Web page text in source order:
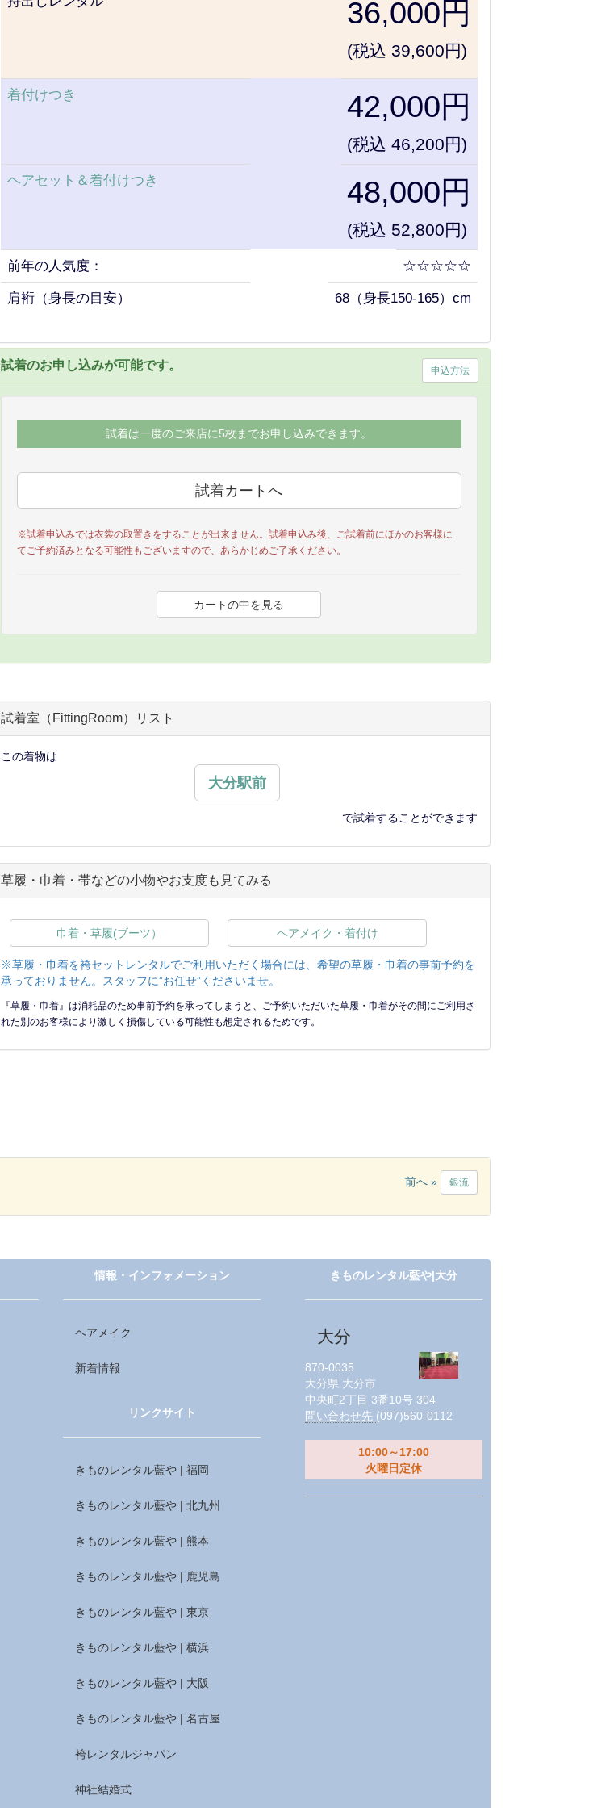
36,000円
(税込 39,600円)
着付けつき 42,000円
(税込 46,200円)
ヘアセット＆着付けつき 48,000円
(税込 52,800円)
前年の人気度： ☆☆☆☆☆
肩裄（身長の目安） 68（身長150-165）cm
申込方法
試着のお申し込みが可能です。
試着は一度のご来店に5枚までお申し込みできます。
※試着申込みでは衣裳の取置きをすることが出来ません。試着申込み後、ご試着前にほかのお客様に
てご予約済みとなる可能性もございますので、あらかじめご了承ください。
試着室（FittingRoom）リスト
この着物は
大分駅前
で試着することができます
草履・巾着・帯などの小物やお支度も見てみる
巾着・草履(ブーツ） ヘアメイク・着付け
※草履・巾着を袴セットレンタルでご利用いただく場合には、希望の草履・巾着の事前予約を
承っておりません。スタッフに”お任せ”くださいませ。
『草履・巾着』は消耗品のため事前予約を承ってしまうと、ご予約いただいた草履・巾着がその間にご利用さ
れた別のお客様により激しく損傷している可能性も想定されるためです。
前へ » 銀流
情報・インフォメーション
ヘアメイク
新着情報
リンクサイト
きものレンタル藍や | 福岡
きものレンタル藍や | 北九州
きものレンタル藍や | 熊本
きものレンタル藍や | 鹿児島
きものレンタル藍や | 東京
きものレンタル藍や | 横浜
きものレンタル藍や | 大阪
きものレンタル藍や | 名古屋
袴レンタルジャパン
神社結婚式
きものレンタル藍や|大分
大分
870-0035
大分県 大分市
中央町2丁目 3番10号 304
問い合わせ先 (097)560-0112
10:00～17:00
火曜日定休